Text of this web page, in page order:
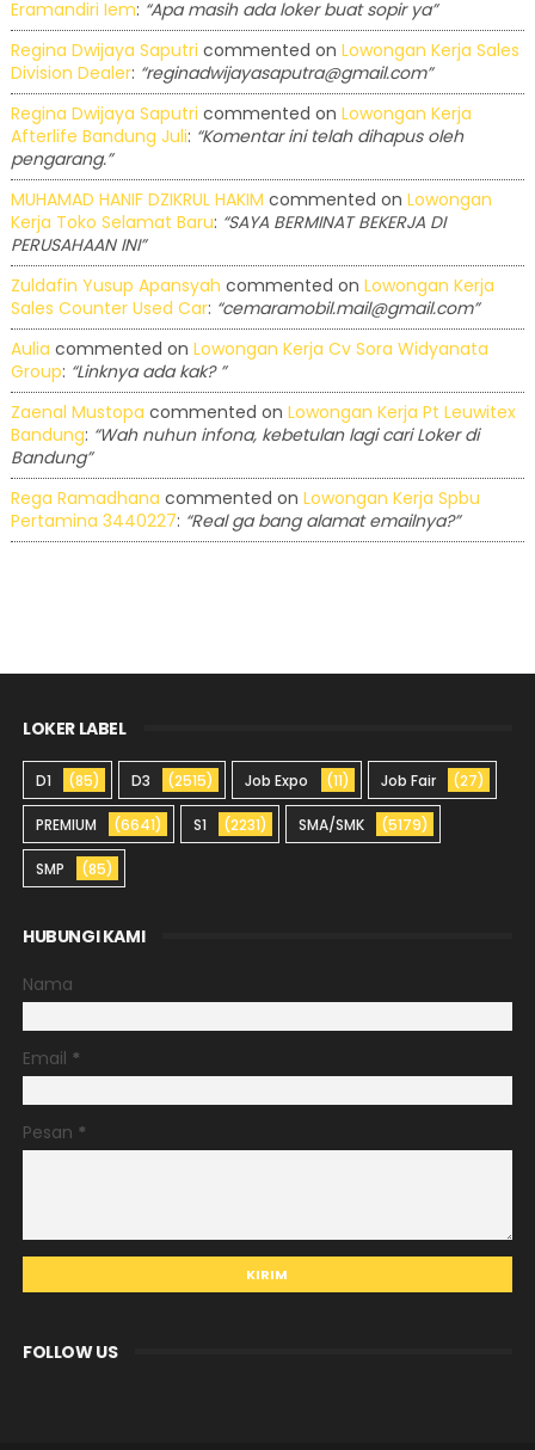
Eramandiri Iem: “Apa masih ada loker buat sopir ya”
Regina Dwijaya Saputri commented on Lowongan Kerja Sales
Division Dealer: “reginadwijayasaputra@gmail.com”
Regina Dwijaya Saputri commented on Lowongan Kerja
Afterlife Bandung Juli: “Komentar ini telah dihapus oleh
pengarang.”
MUHAMAD HANIF DZIKRUL HAKIM commented on Lowongan
Kerja Toko Selamat Baru: “SAYA BERMINAT BEKERJA DI
PERUSAHAAN INI”
Zuldafin Yusup Apansyah commented on Lowongan Kerja
Sales Counter Used Car: “cemaramobil.mail@gmail.com”
Aulia commented on Lowongan Kerja Cv Sora Widyanata
Group: “Linknya ada kak? ”
Zaenal Mustopa commented on Lowongan Kerja Pt Leuwitex
Bandung: “Wah nuhun infona, kebetulan lagi cari Loker di
Bandung”
Rega Ramadhana commented on Lowongan Kerja Spbu
Pertamina 3440227: “Real ga bang alamat emailnya?”
LOKER LABEL
D1 (85) D3 (2515) Job Expo (11) Job Fair (27)
PREMIUM (6641) S1 (2231) SMA/SMK (5179)
SMP (85)
HUBUNGI KAMI
Nama
Email *
Pesan *
FOLLOW US